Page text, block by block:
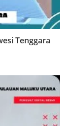
Tenggara